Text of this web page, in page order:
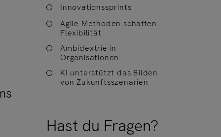
Innovationssprints
Agile Methoden schaffen
Flexibilität
Ambidextrie in
Organisationen
KI unterstützt das Bilden
von Zukunftsszenarien
Hast du Fragen?